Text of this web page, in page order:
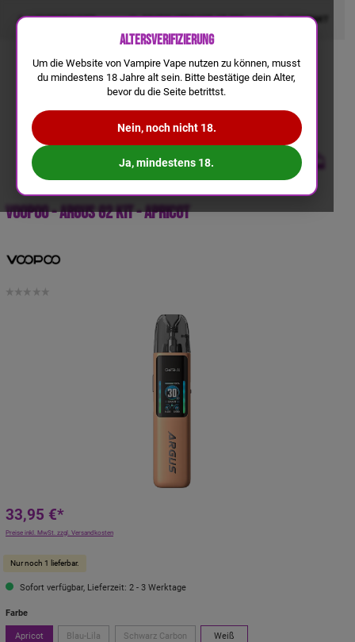
LIQUIDRECHNER GRATIS VERSAND AB 50€ KONTAKT
VooPoo - Argus G2 Kit - Apricot
33,95 €*
Preise inkl. MwSt. zzgl. Versandkosten
Nur noch 1 lieferbar.
Sofort verfügbar, Lieferzeit: 2 - 3 Werktage
Farbe
Apricot Blau-Lila Schwarz Carbon Weiß
Altersverifizierung
Um die Website von Vampire Vape nutzen zu können, musst
du mindestens 18 Jahre alt sein. Bitte bestätige dein Alter,
bevor du die Seite betrittst.
Nein, noch nicht 18.
Ja, mindestens 18.